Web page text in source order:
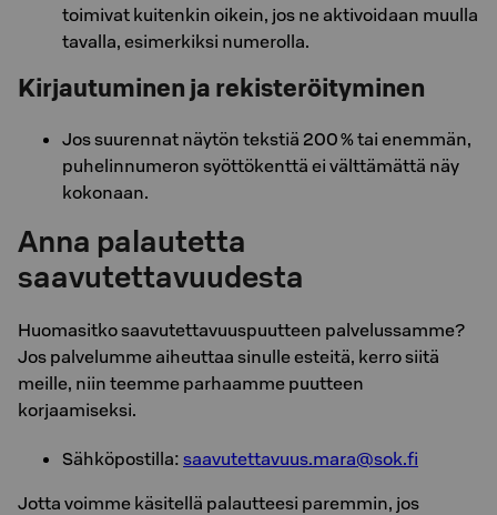
toimivat kuitenkin oikein, jos ne aktivoidaan muulla
tavalla, esimerkiksi numerolla.
Kirjautuminen ja rekisteröityminen
Jos suurennat näytön tekstiä 200 % tai enemmän,
puhelinnumeron syöttökenttä ei välttämättä näy
kokonaan.
Anna palautetta
saavutettavuudesta
Huomasitko saavutettavuuspuutteen palvelussamme?
Jos palvelumme aiheuttaa sinulle esteitä, kerro siitä
meille, niin teemme parhaamme puutteen
korjaamiseksi.
Sähköpostilla: saavutettavuus.mara@sok.fi
Jotta voimme käsitellä palautteesi paremmin, jos